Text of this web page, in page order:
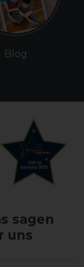
Blog
sagen
uns